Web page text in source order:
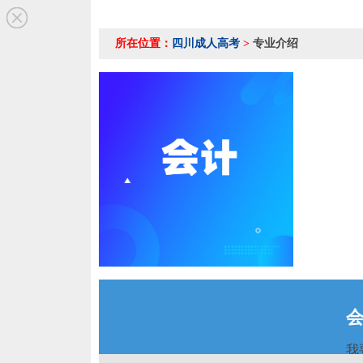
所在位置： 四川成人高考 > 专业介绍
我